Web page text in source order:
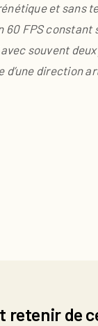
et sans
60 FPS constant
souvent
d’une direction
retenir de